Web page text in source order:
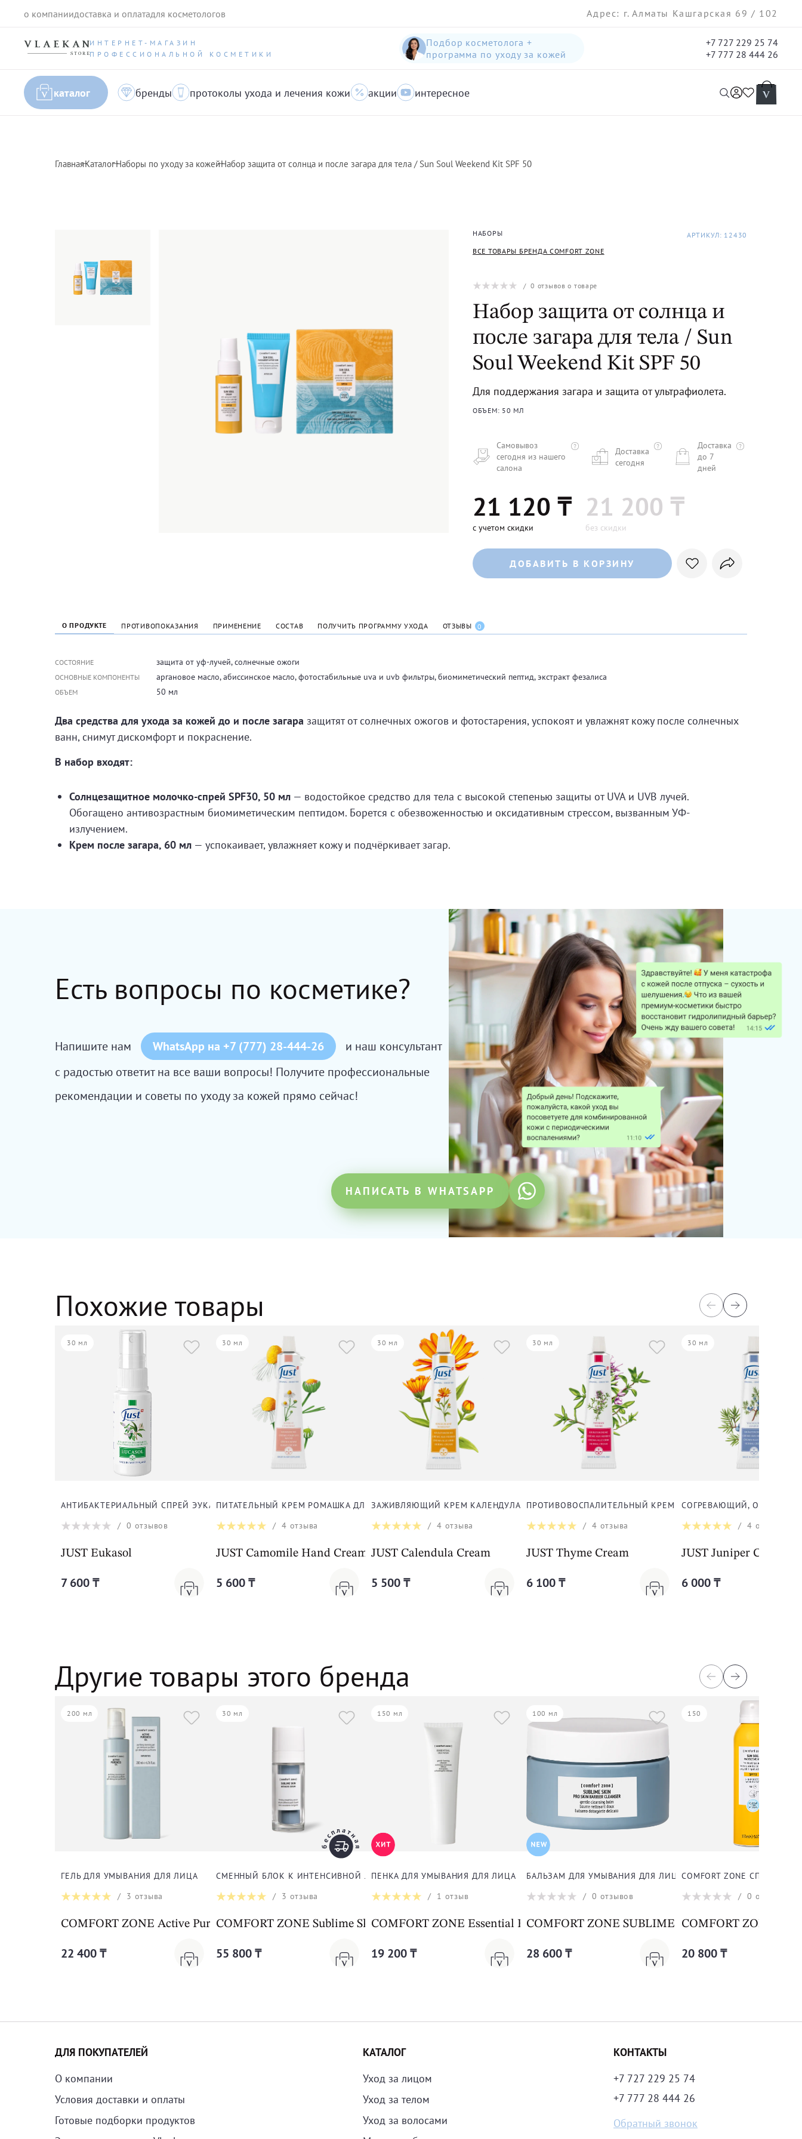
о компаниидоставка и оплатадля косметологов Адрес: г. Алматы Кашгарская 69 / 102
ИНТЕРНЕТ-МАГАЗИН
ПРОФЕССИОНАЛЬНОЙ КОСМЕТИКИ
Подбор косметолога +
программа по уходу за кожей
+7 727 229 25 74
+7 777 28 444 26
каталог бренды протоколы ухода и лечения кожи акции интересное
ГлавнаяКаталогНаборы по уходу за кожейНабор защита от солнца и после загара для тела / Sun Soul Weekend Kit SPF 50
НАБОРЫ
ВСЕ ТОВАРЫ БРЕНДА COMFORT ZONE
АРТИКУЛ: 12430
/0 отзывов о товаре
Набор защита от солнца и
после загара для тела / Sun
Soul Weekend Kit SPF 50
Для поддержания загара и защита от ультрафиолета.
ОБЪЕМ: 50 МЛ
Самовывоз
сегодня из нашего
салона
Доставка
сегодня
Доставка
до 7
дней
21 120 ₸
с учетом скидки
21 200 ₸
без скидки
ДОБАВИТЬ В КОРЗИНУ
О ПРОДУКТЕ ПРОТИВОПОКАЗАНИЯ ПРИМЕНЕНИЕ СОСТАВ ПОЛУЧИТЬ ПРОГРАММУ УХОДА ОТЗЫВЫ 0
СОСТОЯНИЕ защита от уф-лучей, солнечные ожоги
ОСНОВНЫЕ КОМПОНЕНТЫ аргановое масло, абиссинское масло, фотостабильные uva и uvb фильтры, биомиметический пептид, экстракт фезалиса
ОБЪЕМ 50 мл
Два средства для ухода за кожей до и после загара защитят от солнечных ожогов и фотостарения, успокоят и увлажнят кожу после солнечных
ванн, снимут дискомфорт и покраснение.
В набор входят:
Солнцезащитное молочко-спрей SPF30, 50 мл — водостойкое средство для тела с высокой степенью защиты от UVA и UVB лучей.
Обогащено антивозрастным биомиметическим пептидом. Борется с обезвоженностью и оксидативным стрессом, вызванным УФ-
излучением.
Крем после загара, 60 мл — успокаивает, увлажняет кожу и подчёркивает загар.
Есть вопросы по косметике?
Напишите нам WhatsApp на +7 (777) 28-444-26
и наш консультант
с радостью ответит на все ваши вопросы! Получите профессиональные
рекомендации и советы по уходу за кожей прямо сейчас!
НАПИСАТЬ В WHATSAPP
Похожие товары
30 мл
АНТИБАКТЕРИАЛЬНЫЙ СПРЕЙ ЭУКАСОЛ
/0 отзывов
JUST Eukasol
7 600 ₸
30 мл
ПИТАТЕЛЬНЫЙ КРЕМ РОМАШКА ДЛЯ РУК
/4 отзыва
JUST Camomile Hand Cream
5 600 ₸
30 мл
ЗАЖИВЛЯЮЩИЙ КРЕМ КАЛЕНДУЛА
/4 отзыва
JUST Calendula Cream
5 500 ₸
30 мл
ПРОТИВОВОСПАЛИТЕЛЬНЫЙ КРЕМ ТИМЬЯН ДЛЯ ТЕЛА
/4 отзыва
JUST Thyme Cream
6 100 ₸
30 мл
СОГРЕВАЮЩИЙ,
/4 отзыва
JUST Juniper Cream
6 000 ₸
Другие товары этого бренда
200 мл
ГЕЛЬ ДЛЯ УМЫВАНИЯ ДЛЯ ЛИЦА
/ 3 отзыва
COMFORT ZONE Active Pureness Gel
22 400 ₸
30 мл
СМЕННЫЙ БЛОК К ИНТЕНСИВНОЙ ЛИФТИНГ-СЫВОРОТКЕ
/ 3 отзыва
COMFORT ZONE Sublime Skin Intensive Serum Refill
55 800 ₸
150 мл
ПЕНКА ДЛЯ УМЫВАНИЯ ДЛЯ ЛИЦА
/ 1 отзыв
COMFORT ZONE Essential Face Wash
19 200 ₸
100 мл
БАЛЬЗАМ ДЛЯ УМЫВАНИЯ ДЛЯ ЛИЦА
/0 отзывов
COMFORT ZONE SUBLIME SKIN PRO SKIN
28 600 ₸
150
COMFORT ZONE СПРЕЙ
/0 отзывов
COMFORT ZONE Sun
20 800 ₸
ДЛЯ ПОКУПАТЕЛЕЙ
О компании
Условия доставки и оплаты
Готовые подборки продуктов
КАТАЛОГ
Уход за лицом
Уход за телом
Уход за волосами
КОНТАКТЫ
+7 727 229 25 74
+7 777 28 444 26
Обратный звонок